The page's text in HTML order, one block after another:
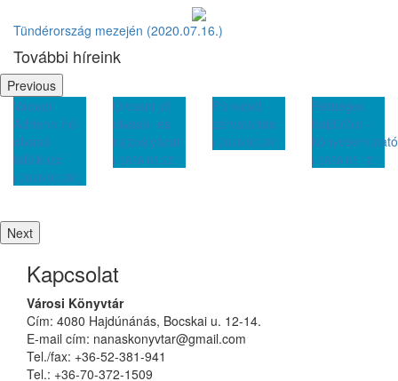
Tündérország mezején (2020.07.16.)
További híreink
Previous
Vadadi
Adrienn író-
olvasó
találkozó
( 2026.05.28 )
Olvasni jó!
olvasó- és
rajzpályázat
( 2026.05.22 )
Pünkösd -
zárvatartás
( 2026.05.20 )
Rétséges
hajdúföld -
könyvbemutató
( 2026.05.12 )
Next
Kapcsolat
Városi Könyvtár
Cím: 4080 Hajdúnánás, Bocskai u. 12-14.
E-mail cím: nanaskonyvtar@gmail.com
Tel./fax: +36-52-381-941
Tel.: +36-70-372-1509